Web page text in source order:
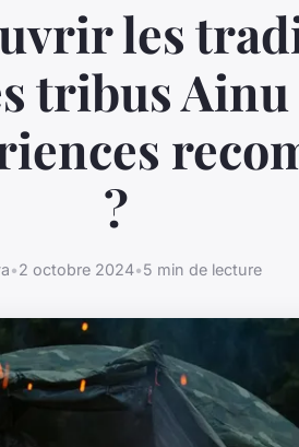
les
tribus Ainu
?
•2 octobre 2024•5 min de lecture